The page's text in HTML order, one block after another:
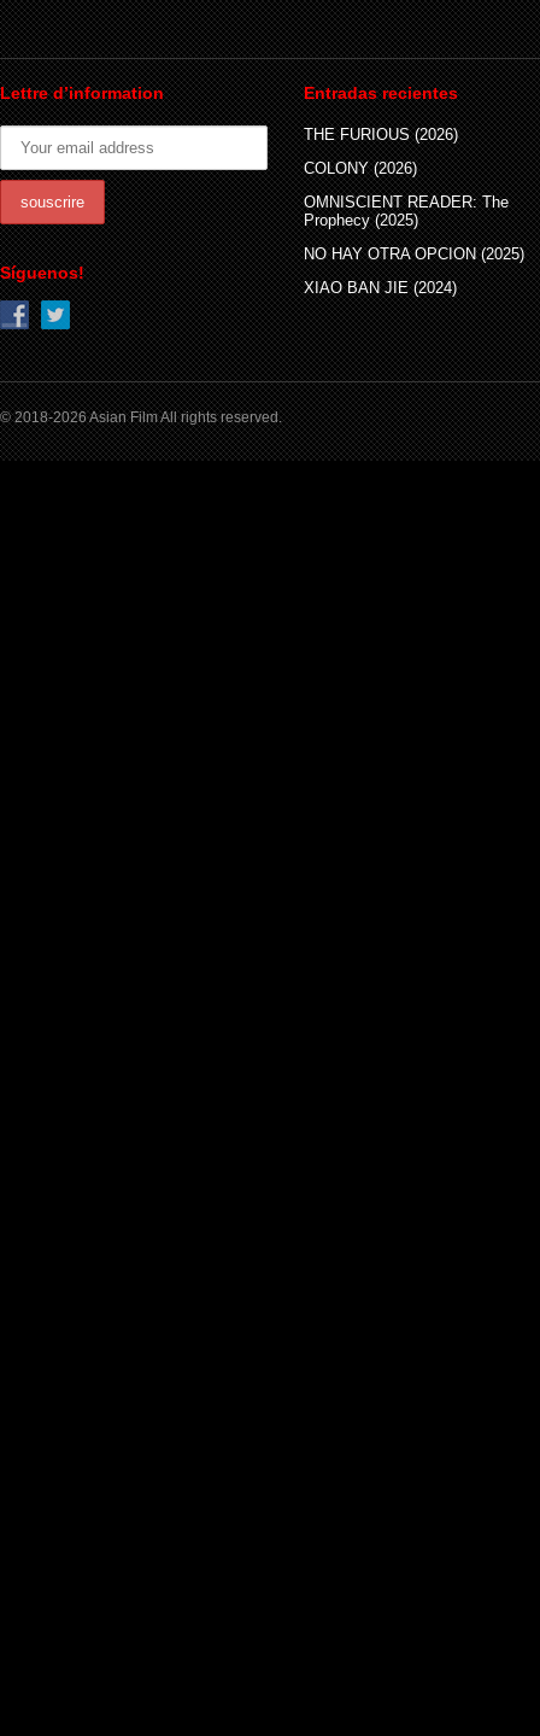
Lettre d’information
Síguenos!
Entradas recientes
THE FURIOUS (2026)
COLONY (2026)
OMNISCIENT READER: The
Prophecy (2025)
NO HAY OTRA OPCION (2025)
XIAO BAN JIE (2024)
© 2018-2026 Asian Film All rights reserved.